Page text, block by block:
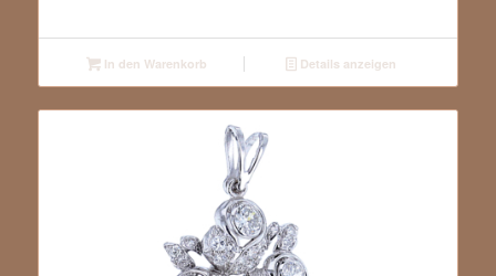
In den Warenkorb Details anzeigen